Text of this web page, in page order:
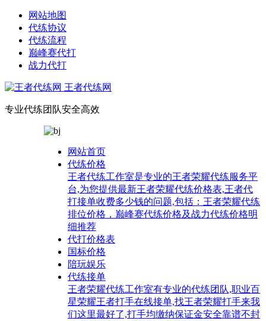
网站地图
代练协议
代练流程
巅峰赛代打
战力代打
王者代练网
专业代练团队安全高效
网站首页
代练价格
王者代练工作室是专业的王者荣耀代练服务平
台,为您提供最新王者荣耀代练价格表,王者代
打接单收费多少钱的问题,包括：王者荣耀代练
排位价格，巅峰赛代练价格及战力代练价格明
细推荐
代打价格表
国标价格
陪玩娱乐
代练接单
王者荣耀代练工作室有专业的代练团队,职业百
星荣耀王者打手在线接单,找王者荣耀打手来我
们这里最好了,打手均缴纳保证金安全靠谱不封